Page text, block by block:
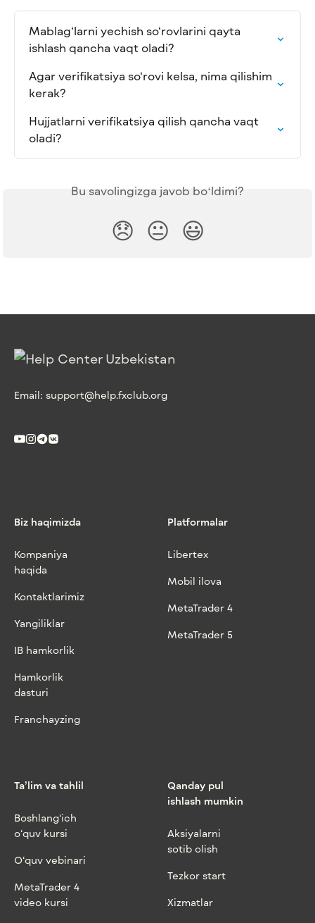
Mablag‘larni yechish so‘rovlarini qayta
ishlash qancha vaqt oladi?
Agar verifikatsiya so‘rovi kelsa, nima qilishim
kerak?
Hujjatlarni verifikatsiya qilish qancha vaqt
oladi?
Bu savolingizga javob boʻldimi?
😞 😐 😃
Email: support@help.fxclub.org
Biz haqimizda
Kompaniya
haqida
Kontaktlarimiz
Yangiliklar
IB hamkorlik
Hamkorlik
dasturi
Franchayzing
Platformalar
Libertex
Mobil ilova
MetaTrader 4
MetaTrader 5
Ta’lim va tahlil
Boshlang‘ich
o‘quv kursi
O‘quv vebinari
MetaTrader 4
video kursi
Qanday pul
ishlash mumkin
Aksiyalarni
sotib olish
Tezkor start
Xizmatlar